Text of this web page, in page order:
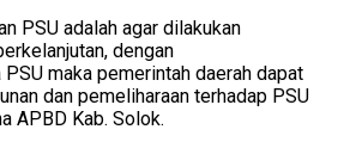
PSU adalah agar dilakukan
dengan
maka pemerintah daerah dapat
dan pemeliharaan terhadap PSU
APBD Kab. Solok.